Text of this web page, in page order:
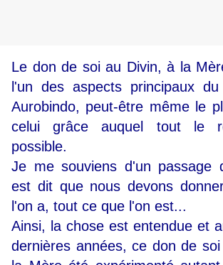
Le don de soi au Divin, à la
l'un des aspects principaux
Aurobindo, peut-être même le
celui grâce auquel tout le
possible.
Je me souviens d'un passage
est dit que nous devons
l'on a, tout ce que l'on est...
Ainsi, la chose est entendue et
dernières années, ce don de